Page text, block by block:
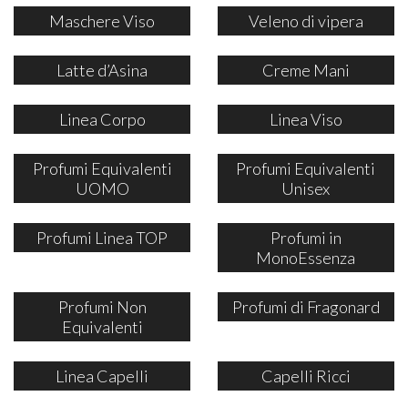
Maschere Viso Veleno di vipera
Latte d’Asina Creme Mani
Linea Corpo Linea Viso
Profumi Equivalenti
UOMO
Profumi Equivalenti
Unisex
Profumi Linea TOP
Profumi in
MonoEssenza
Profumi Non
Equivalenti
Profumi di Fragonard
Linea Capelli Capelli Ricci